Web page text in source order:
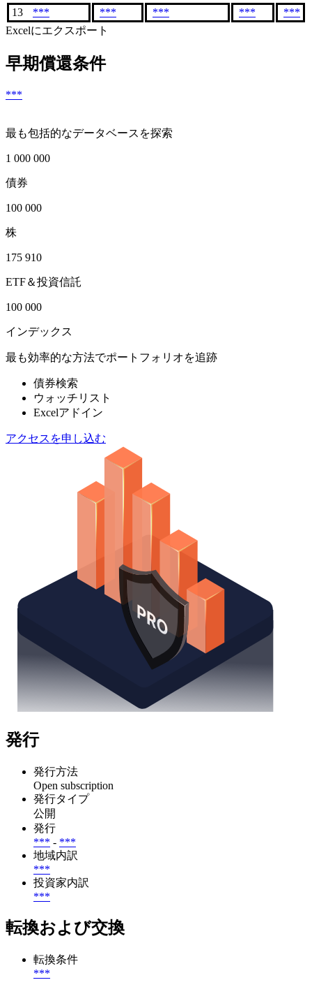
13
*** *** *** ***
***
Excelにエクスポート
早期償還条件
***
最も包括的なデータベースを探索
1 000 000
債券
100 000
株
175 910
ETF＆投資信託
100 000
インデックス
最も効率的な方法でポートフォリオを追跡
債券検索
ウォッチリスト
Excelアドイン
アクセスを申し込む
発行
発行方法
Open subscription
発行タイプ
公開
発行
*** - ***
地域内訳
***
投資家内訳
***
転換および交換
転換条件
***